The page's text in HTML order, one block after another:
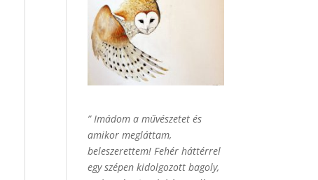
” Imádom a művészetet és
amikor megláttam,
beleszerettem! Fehér háttérrel
egy szépen kidolgozott bagoly,